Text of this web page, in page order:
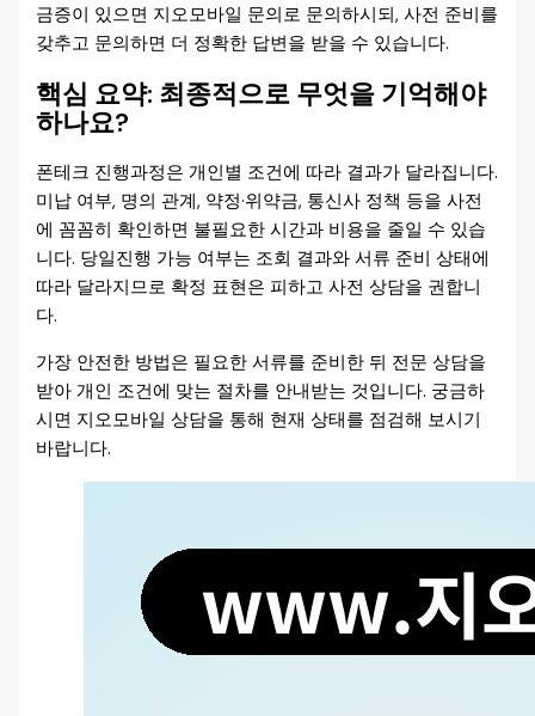
금증이 있으면 지오모바일 문의로 문의하시되, 사전 준비를
갖추고 문의하면 더 정확한 답변을 받을 수 있습니다.
핵심 요약: 최종적으로 무엇을 기억해야
하나요?
폰테크 진행과정은 개인별 조건에 따라 결과가 달라집니다.
미납 여부, 명의 관계, 약정·위약금, 통신사 정책 등을 사전
에 꼼꼼히 확인하면 불필요한 시간과 비용을 줄일 수 있습
니다. 당일진행 가능 여부는 조회 결과와 서류 준비 상태에
따라 달라지므로 확정 표현은 피하고 사전 상담을 권합니
다.
가장 안전한 방법은 필요한 서류를 준비한 뒤 전문 상담을
받아 개인 조건에 맞는 절차를 안내받는 것입니다. 궁금하
시면 지오모바일 상담을 통해 현재 상태를 점검해 보시기
바랍니다.